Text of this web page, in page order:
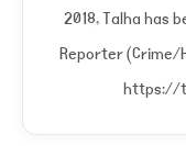
2018, Talha has
Reporter (Crime/
https://